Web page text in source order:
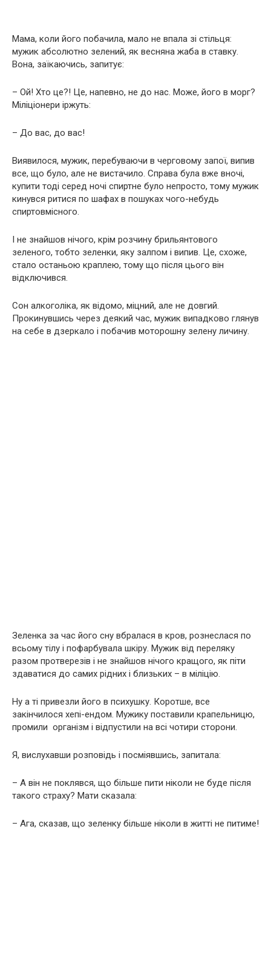
Мама, коли його побачила, мало не впала зі стільця:
мужик абсолютно зелений, як весняна жаба в ставку.
Вона, заїкаючись, запитує:
– Ой! Хто це?! Це, напевно, не до нас. Може, його в морг?
Міліціонери іржуть:
– До вас, до вас!
Виявилося, мужик, перебуваючи в черговому запої, випив
все, що було, але не вистачило. Справа була вже вночі,
купити тоді серед ночі спиртне було непросто, тому мужик
кинувся ритися по шафах в пошуках чого-небудь
спиртовмісного.
І не знайшов нічого, крім розчину брильянтового
зеленого, тобто зеленки, яку залпом і випив. Це, схоже,
стало останьою краплею, тому що після цього він
відключився.
Сон алкоголіка, як відомо, міцний, але не довгий.
Прокинувшись через деякий час, мужик випадково глянув
на себе в дзеркало і побачив моторошну зелену личину.
Зеленка за час його сну вбралася в кров, рознеслася по
всьому тілу і пофарбувала шкіру. Мужик від переляку
разом протверезів і не знайшов нічого кращого, як піти
здаватися до самих рідних і близьких – в міліцію.
Ну а ті привезли його в психушку. Коротше, все
закінчилося хепі-ендом. Мужику поставили крапельницю,
промили організм і відпустили на всі чотири сторони.
Я, вислухавши розповідь і посміявшись, запитала:
– А він не поклявся, що більше пити ніколи не буде після
такого страху? Мати сказала:
– Ага, сказав, що зеленку більше ніколи в житті не питиме!